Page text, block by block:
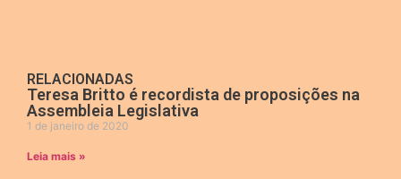
RELACIONADAS
Teresa Britto é recordista de proposições na
Assembleia Legislativa
1 de janeiro de 2020
Leia mais »